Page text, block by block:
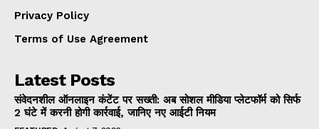
Privacy Policy
Terms of Use Agreement
Latest Posts
संवेदनशील ऑनलाइन कंटेंट पर सख्ती: अब सोशल मीडिया प्लेटफॉर्म को सिर्फ
2 घंटे में करनी होगी कार्रवाई, जानिए नए आईटी नियम